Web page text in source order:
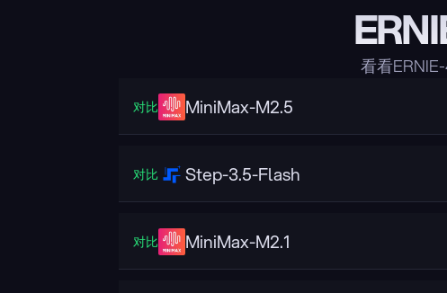
看看
对比 MiniMax-M2.5
对比 Step-3.5-Flash
对比 MiniMax-M2.1